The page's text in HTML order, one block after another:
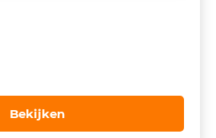
Bekijken